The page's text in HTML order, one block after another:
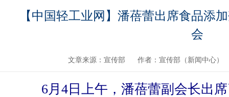
【中国轻工业网】潘蓓蕾出席食品添
会
文章来源：宣传部 作者：宣传部（新闻中心）
6月4 日 上午，潘蓓蕾副会长出席